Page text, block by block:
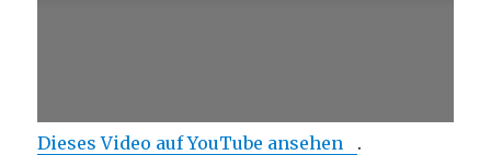
Dieses Video auf YouTube ansehen .